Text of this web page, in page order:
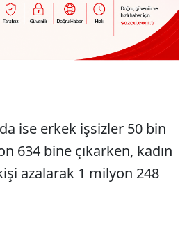
ise erkek işsizler 50 bin
634 bine çıkarken, kadın
azalarak 1 milyon 248